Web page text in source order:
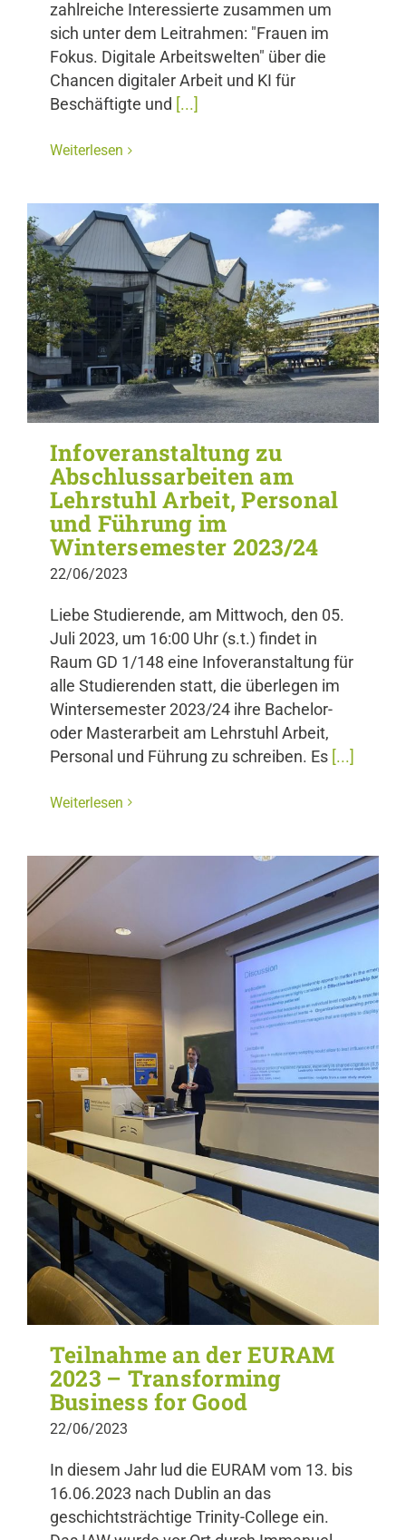
zahlreiche Interessierte zusammen um
sich unter dem Leitrahmen: "Frauen im
Fokus. Digitale Arbeitswelten" über die
Chancen digitaler Arbeit und KI für
Beschäftigte und [...]
Weiterlesen
Infoveranstaltung zu
Abschlussarbeiten am
Lehrstuhl Arbeit, Personal
und Führung im
Wintersemester 2023/24
22/06/2023
Liebe Studierende, am Mittwoch, den 05.
Juli 2023, um 16:00 Uhr (s.t.) findet in
Raum GD 1/148 eine Infoveranstaltung für
alle Studierenden statt, die überlegen im
Wintersemester 2023/24 ihre Bachelor-
oder Masterarbeit am Lehrstuhl Arbeit,
Personal und Führung zu schreiben. Es [...]
Weiterlesen
Teilnahme an der EURAM
2023 – Transforming
Business for Good
22/06/2023
In diesem Jahr lud die EURAM vom 13. bis
16.06.2023 nach Dublin an das
geschichtsträchtige Trinity-College ein.